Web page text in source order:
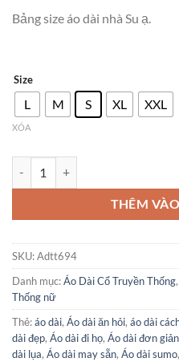
Bảng size áo dài nhà Su ạ.
Size
L M S XL XXL
XÓA
THÊM
SKU:Adtt694
Danh mục:Áo Dài Cổ Truyền Thống,
Thống nữ
Thẻ:áo dài, Áo dài ăn hỏi, áo dài
dài đẹp, Áo dài đi họ, Áo dài đơn giản
dài lụa, Áo dài may sẵn, Áo dài sumo,